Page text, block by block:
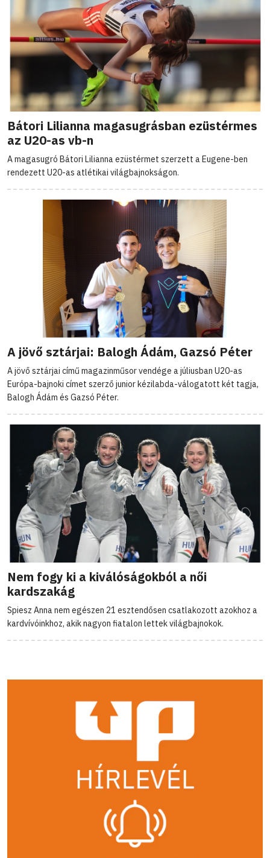
Bátori Lilianna magasugrásban ezüstérmes
az U20-as vb-n
A magasugró Bátori Lilianna ezüstérmet szerzett a Eugene-ben
rendezett U20-as atlétikai világbajnokságon.
A jövő sztárjai: Balogh Ádám, Gazsó Péter
A jövő sztárjai című magazinműsor vendége a júliusban U20-as
Európa-bajnoki címet szerző junior kézilabda-válogatott két tagja,
Balogh Ádám és Gazsó Péter.
Nem fogy ki a kiválóságokból a női
kardszakág
Spiesz Anna nem egészen 21 esztendősen csatlakozott azokhoz a
kardvívóinkhoz, akik nagyon fiatalon lettek világbajnokok.